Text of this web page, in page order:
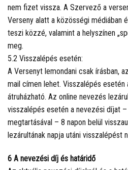
nem fizet vissza. A Szervező a
Verseny alatt a közösségi médiában
teszi közzé, valamint a helyszínen
meg.
5.2 Visszalépés esetén:
A Versenyt lemondani csak írásban,
mail címen lehet. Visszalépés
átruházható. Az online nevezés
visszalépés esetén a nevezési díjat
megtartásával – 8 napon belül
lezárultának napja utáni visszalépést
6 A nevezési díj és határidő